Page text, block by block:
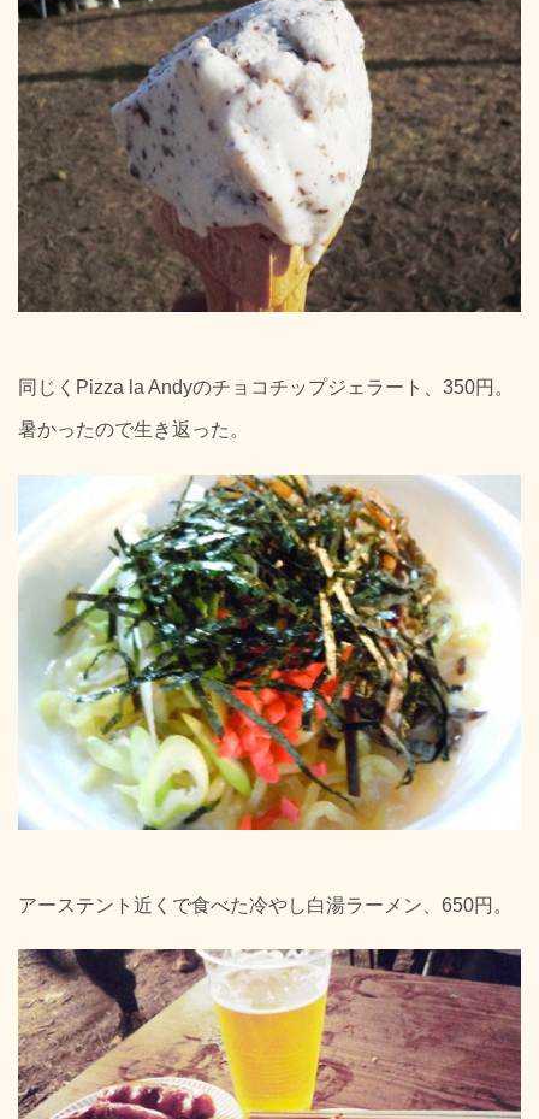
同じくPizza la Andyのチョコチップジェラート、350円。
暑かったので生き返った。
アーステント近くで食べた冷やし白湯ラーメン、650円。